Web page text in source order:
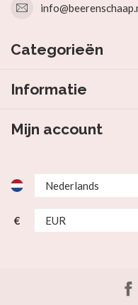
Categorieën
Informatie
Mijn account
€